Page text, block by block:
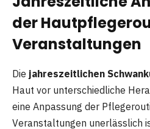
der
Veranstaltungen
Die jahreszeitlichen
Haut vor unterschiedliche
eine Anpassung der
Veranstaltungen unerlässlich